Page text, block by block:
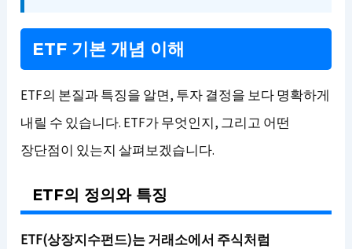
ETF 기본 개념 이해
ETF의 본질과 특징을 알면, 투자 결정을 보다 명확하게
내릴 수 있습니다. ETF가 무엇인지, 그리고 어떤
장단점이 있는지 살펴보겠습니다.
ETF의 정의와 특징
ETF(상장지수펀드)는 거래소에서 주식처럼